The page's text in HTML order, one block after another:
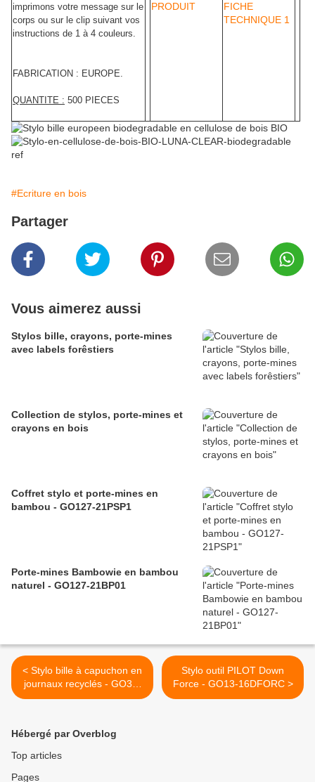
imprimons votre message sur le
corps ou sur le clip suivant vos
instructions de 1 à 4 couleurs.
FABRICATION : EUROPE.
QUANTITE : 500 PIECES
#Ecriture en bois
Partager
Vous aimerez aussi
Stylos bille, crayons, porte-mines
avec labels forêstiers
Collection de stylos, porte-mines et
crayons en bois
Coffret stylo et porte-mines en
bambou - GO127-21PSP1
Porte-mines Bambowie en bambou
naturel - GO127-21BP01
< Stylo bille à capuchon en
journaux recyclés - GO38-
13SNP01
Stylo outil PILOT Down
Force - GO13-16DFORC >
Hébergé par Overblog
Top articles
Pages